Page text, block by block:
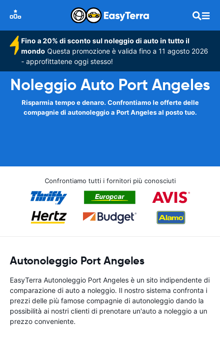
Fino a 20% di sconto sul noleggio di auto in tutto il
mondo Questa promozione è valida fino a 11 agosto 2026
- approfittatene oggi stesso!
Noleggio Auto Port Angeles
Risparmia tempo e denaro. Confrontiamo le offerte delle
compagnie di autonoleggio a Port Angeles al posto tuo.
Confrontiamo tutti i fornitori più conosciuti
Autonoleggio Port Angeles
EasyTerra Autonoleggio Port Angeles è un sito indipendente di
comparazione di auto a noleggio. Il nostro sistema confronta i
prezzi delle più famose compagnie di autonoleggio dando la
possibilità ai nostri clienti di prenotare un'auto a noleggio a un
prezzo conveniente.